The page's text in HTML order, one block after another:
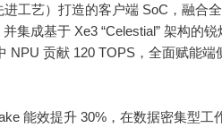
工艺）打造的客户端 SoC，融合
集成基于 Xe3 “Celestial” 架构的锐
NPU 贡献 120 TOPS，全面赋能端
能效提升 30%，在数据密集型工